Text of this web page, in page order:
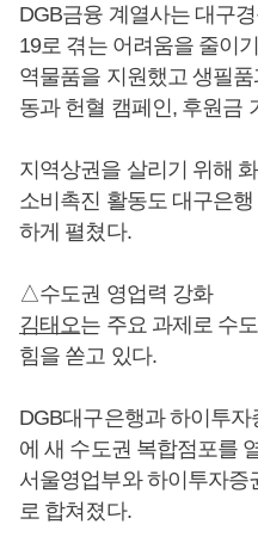
DGB금융 계열사는 대구
19로 겪는 어려움을 줄이
역물품을 지원했고 생필
동과 헌혈 캠페인, 후원금
지역상권을 살리기 위해
소비촉진 활동도 대구은
하게 펼쳤다.
△수도권 영업력 강화
김태오는 주요 과제로 수
힘을 쏟고 있다.
DGB대구은행과 하이투
에 새 수도권 복합점포를
서울영업부와 하이투자증
로 합쳐졌다.